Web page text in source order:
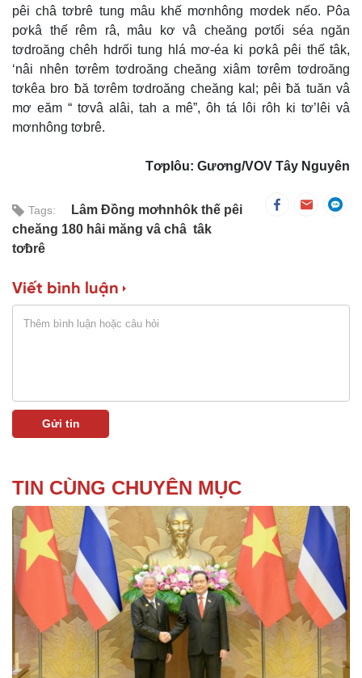
pêi châ tơbrê tung mâu khế mơnhông mơdek nếo. Pôa
pơkâ thế rêm râ, mâu kơ vâ cheăng pơtối séa ngăn
tơdroăng chêh hdrối tung hlá mơ-éa ki pơkâ pêi thế tâk,
‘nâi nhên tơrêm tơdroăng cheăng xiâm tơrêm tơdroăng
tơkêa bro ƀă tơrêm tơdroăng cheăng kal; pêi ƀă tuăn vâ
mơ eăm “ tơvâ alâi, tah a mê”, ôh tá lôi rôh ki tơ’lêi vâ
mơnhông tơbrê.
Tơplôu: Gương/VOV Tây Nguyên
Tags:
Lâm Đồng mơhnhôk thế pêi
cheăng 180 hâi măng vâ châ tâk
tơƀrê
Viết bình luận
TIN CÙNG CHUYÊN MỤC